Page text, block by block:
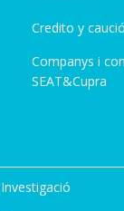
Credito y
Companys i
SEAT&Cupra
Investigació